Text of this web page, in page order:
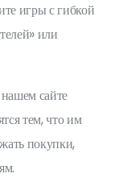
игры с гибкой
или
сайте
тем, что им
покупки,